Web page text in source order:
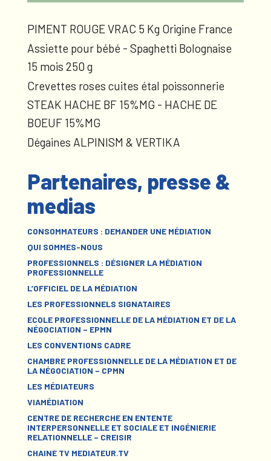
PIMENT ROUGE VRAC 5 Kg Origine France
Assiette pour bébé - Spaghetti Bolognaise
15 mois 250 g
Crevettes roses cuites étal poissonnerie
STEAK HACHE BF 15%MG - HACHE DE
BOEUF 15%MG
Dégaines ALPINISM & VERTIKA
Partenaires, presse &
medias
CONSOMMATEURS : DEMANDER UNE MÉDIATION
QUI SOMMES-NOUS
PROFESSIONNELS : DÉSIGNER LA MÉDIATION
PROFESSIONNELLE
L’OFFICIEL DE LA MÉDIATION
LES PROFESSIONNELS SIGNATAIRES
ECOLE PROFESSIONNELLE DE LA MÉDIATION ET DE LA
NÉGOCIATION – EPMN
LES CONVENTIONS CADRE
CHAMBRE PROFESSIONNELLE DE LA MÉDIATION ET DE
LA NÉGOCIATION – CPMN
LES MÉDIATEURS
VIAMÉDIATION
CENTRE DE RECHERCHE EN ENTENTE
INTERPERSONNELLE ET SOCIALE ET INGÉNIERIE
RELATIONNELLE – CREISIR
CHAINE TV MEDIATEUR.TV